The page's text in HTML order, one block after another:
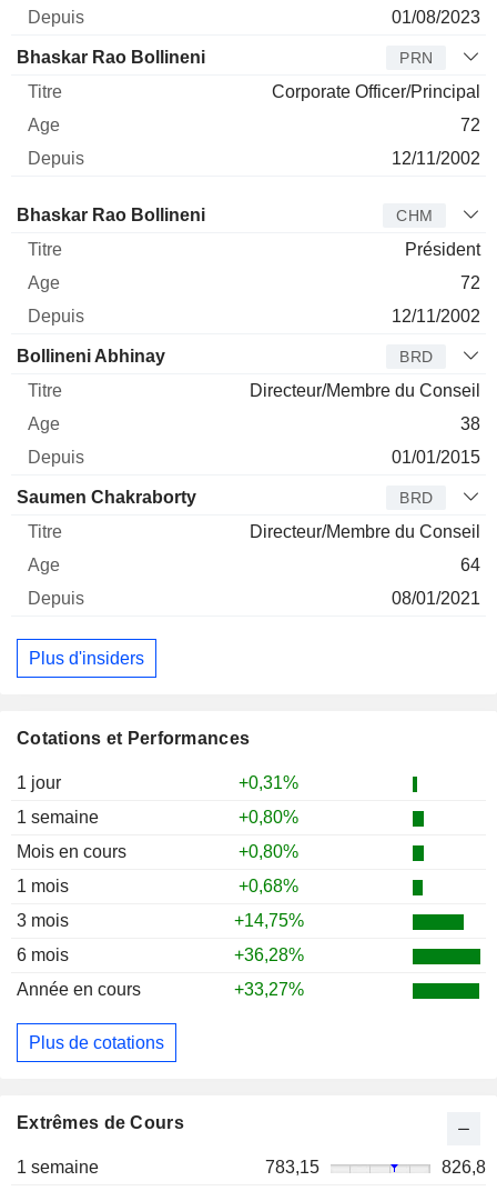
Cotations et Performances
1 jour
+0,31%
1 semaine
+0,80%
Mois en cours
+0,80%
1 mois
+0,68%
3 mois
+14,75%
6 mois
+36,28%
Année en cours
+33,27%
Plus de cotations
Extrêmes de Cours
1 semaine 783,15
826,8
01/08/2023
Bhaskar Rao Bollineni PRN
Corporate Officer/Principal
72
12/11/2002
Administrateur Titre Age
Bhaskar Rao Bollineni CHM
Président
72
12/11/2002
Bollineni Abhinay BRD
Directeur/Membre du Conseil
38
01/01/2015
Saumen Chakraborty BRD
Directeur/Membre du Conseil
64
08/01/2021
Plus d'insiders